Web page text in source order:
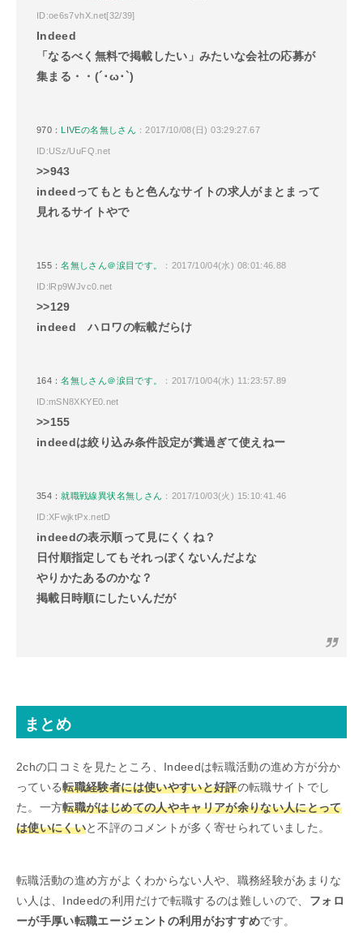
ID:oe6s7vhX.net[32/39]
Indeed
「なるべく無料で掲載したい」みたいな会社の応募が
集まる・・(´･ω･`)
970： LIVEの名無しさん ：2017/10/08(日) 03:29:27.67
ID:USz/UuFQ.net
>>943
indeedってもともと色んなサイトの求人がまとまって
見れるサイトやで
155：名無しさん＠涙目です。 ：2017/10/04(水) 08:01:46.88
ID:lRp9WJvc0.net
>>129
indeed ハロワの転載だらけ
164：名無しさん＠涙目です。 ：2017/10/04(水) 11:23:57.89
ID:mSN8XKYE0.net
>>155
indeedは絞り込み条件設定が糞過ぎて使えねー
354：就職戦線異状名無しさん ：2017/10/03(火) 15:10:41.46
ID:XFwjktPx.netD
indeedの表示順って見にくくね？
日付順指定してもそれっぽくないんだよな
やりかたあるのかな？
掲載日時順にしたいんだが
まとめ
2chの口コミを見たところ、Indeedは転職活動の進め方が分か
っている転職経験者には使いやすいと好評の転職サイトでし
た。一方転職がはじめての人やキャリアが余りない人にとって
は使いにくいと不評のコメントが多く寄せられていました。
転職活動の進め方がよくわからない人や、職務経験があまりな
い人は、Indeedの利用だけで転職するのは難しいので、 フォロ
ーが手厚い転職エージェントの利用がおすすめです。